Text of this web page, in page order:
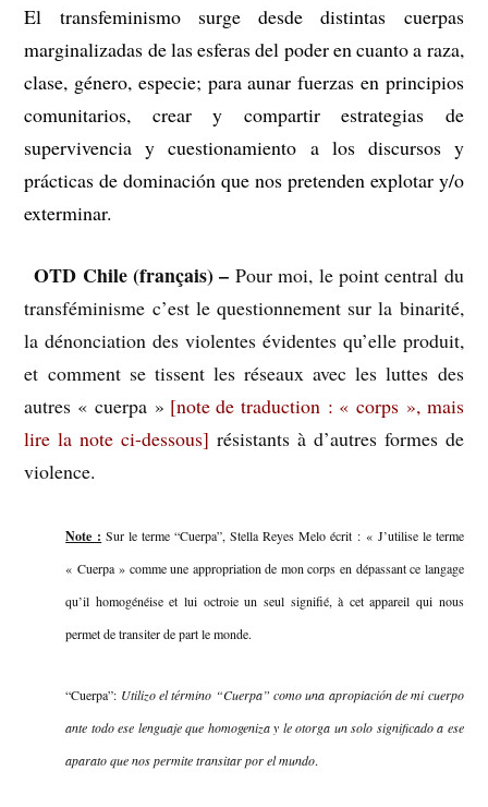
El transfeminismo surge desde distintas cuerpas
marginalizadas de las esferas del poder en cuanto a raza,
clase, género, especie; para aunar fuerzas en principios
comunitarios, crear y compartir estrategias de
supervivencia y cuestionamiento a los discursos y
prácticas de dominación que nos pretenden explotar y/o
exterminar.
–OTD Chile (français) – Pour moi, le point central du
transféminisme c’est le questionnement sur la binarité,
la dénonciation des violentes évidentes qu’elle produit,
et comment se tissent les réseaux avec les luttes des
autres « cuerpa » [note de traduction : « corps », mais
lire la note ci-dessous] résistants à d’autres formes de
violence.
Note : Sur le terme “Cuerpa”, Stella Reyes Melo écrit : « J’utilise le terme
« Cuerpa » comme une appropriation de mon corps en dépassant ce langage
qu’il homogénéise et lui octroie un seul signifié, à cet appareil qui nous
permet de transiter de part le monde.
“Cuerpa”: Utilizo el término “Cuerpa” como una apropiación de mi cuerpo
ante todo ese lenguaje que homogeniza y le otorga un solo significado a ese
aparato que nos permite transitar por el mundo.